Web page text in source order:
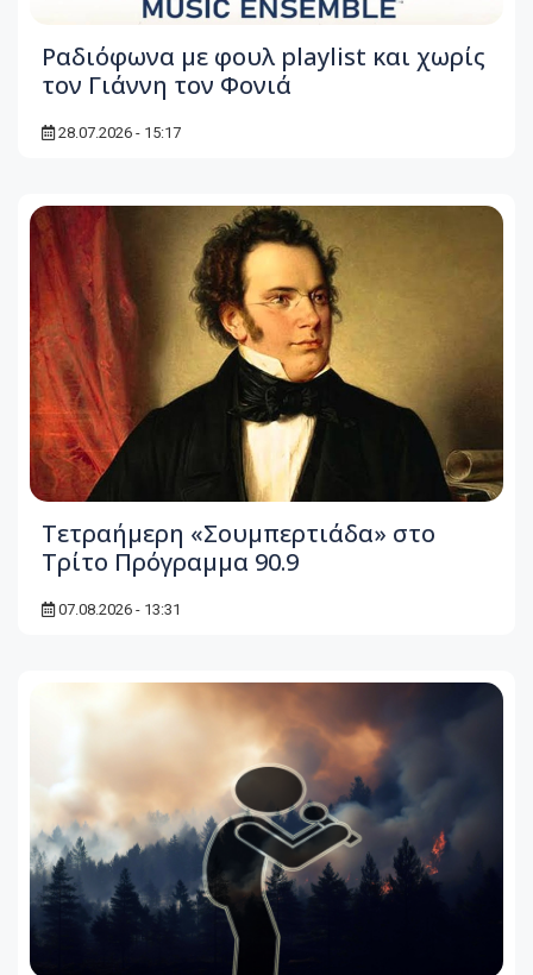
Ραδιόφωνα με φουλ playlist και χωρίς
τον Γιάννη τον Φονιά
28.07.2026 - 15:17
Τετραήμερη «Σουμπερτιάδα» στο
Τρίτο Πρόγραμμα 90.9
07.08.2026 - 13:31